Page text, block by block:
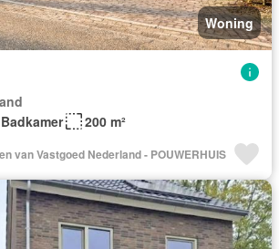
Woning
200 m²
van Vastgoed Nederland - POUWERHUIS